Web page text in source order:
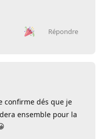
Répondre
confirme dés que je
ensemble pour la